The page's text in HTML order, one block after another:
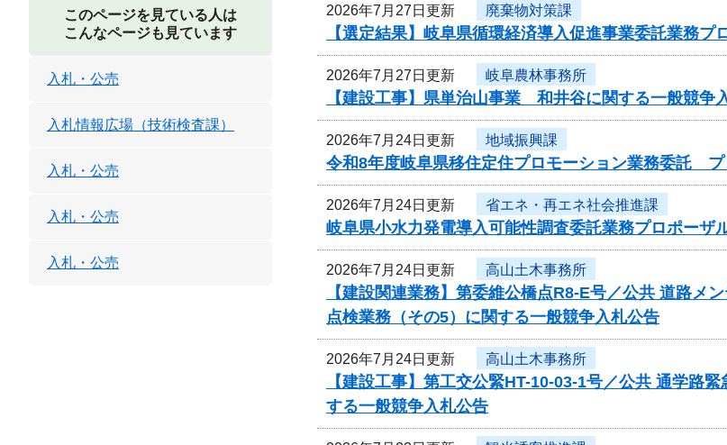
2026年7月27日更新 廃棄物対策課
【選定結果】岐阜県循環経済導入促進事業委託業務プ
2026年7月27日更新 岐阜農林事務所
【建設工事】県単治山事業 和井谷に関する一般競争
2026年7月24日更新 地域振興課
令和8年度岐阜県移住定住プロモーション業務委託 プ
2026年7月24日更新 省エネ・再エネ社会推進課
岐阜県小水力発電導入可能性調査委託業務プロポーザ
2026年7月24日更新 高山土木事務所
【建設関連業務】第委維公橋点R8-E号／公共 道路メ
点検業務（その5）に関する一般競争入札公告
2026年7月24日更新 高山土木事務所
【建設工事】第工交公緊HT-10-03-1号／公共 通学路
する一般競争入札公告
このページを見ている人は
こんなページも見ています
入札・公売
入札情報広場（技術検査課）
入札・公売
入札・公売
入札・公売